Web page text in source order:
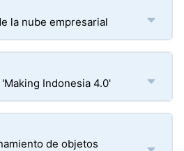
la nube empresarial
Indonesia 4.0'
de objetos